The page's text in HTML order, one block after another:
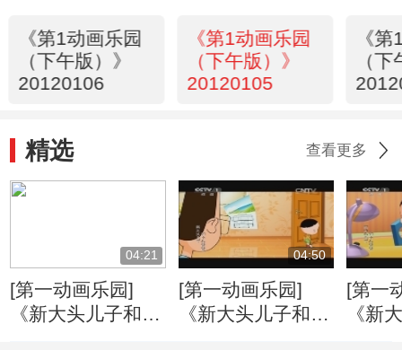
《第1动画乐园
（下午版）》
20120106
《第1动画乐园
（下午版）》
20120105
《
（
精选 查看更多
04:21
[第一动画乐园]
《新大头儿子和小
04:50
[第一动画乐园]
《新大头儿子和小
[第一
《新